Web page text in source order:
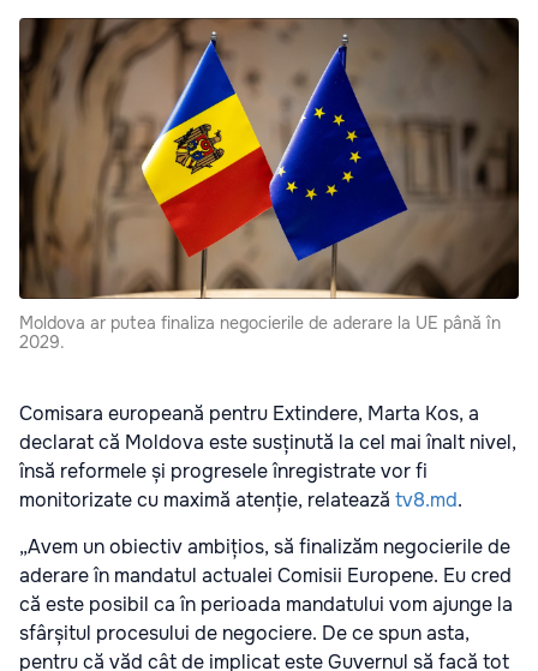
Moldova ar putea finaliza negocierile de aderare la UE până în
2029.
Comisara europeană pentru Extindere, Marta Kos, a
declarat că Moldova este susținută la cel mai înalt nivel,
însă reformele și progresele înregistrate vor fi
monitorizate cu maximă atenție, relatează tv8.md.
„Avem un obiectiv ambițios, să finalizăm negocierile de
aderare în mandatul actualei Comisii Europene. Eu cred
că este posibil ca în perioada mandatului vom ajunge la
sfârșitul procesului de negociere. De ce spun asta,
pentru că văd cât de implicat este Guvernul să facă tot